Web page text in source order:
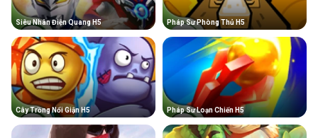
Siêu Nhân Điện Quang H5 Pháp Sư Phòng Thủ H5
Cây Trồng Nổi Giận H5 Pháp Sư Loạn Chiến H5